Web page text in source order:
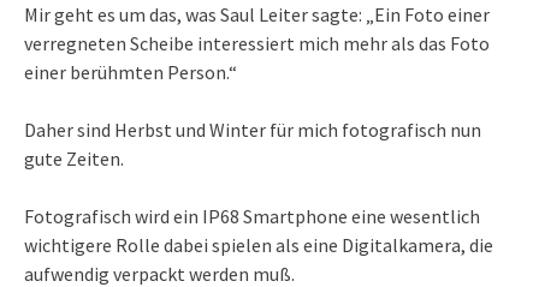
Mir geht es um das, was Saul Leiter sagte: „Ein Foto einer
verregneten Scheibe interessiert mich mehr als das Foto
einer berühmten Person.“
Daher sind Herbst und Winter für mich fotografisch nun
gute Zeiten.
Fotografisch wird ein IP68 Smartphone eine wesentlich
wichtigere Rolle dabei spielen als eine Digitalkamera, die
aufwendig verpackt werden muß.